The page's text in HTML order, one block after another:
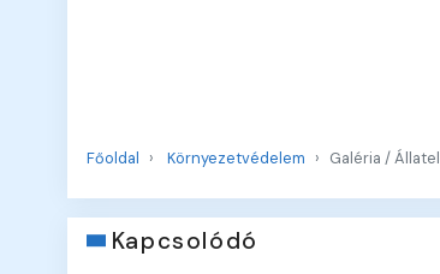
Főoldal Környezetvédelem Galéria /
Kapcsolódó